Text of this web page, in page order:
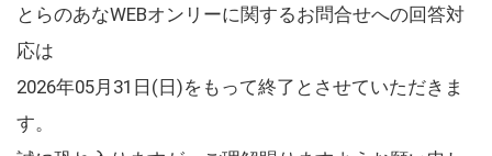
とらのあなWEBオンリーに関するお問合せへの回答対
応は
2026年05月31日(日)をもって終了とさせていただきま
す。